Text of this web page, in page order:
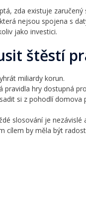
zda existuje
nejsou spojena s
jako investici.
štěstí
miliardy korun.
pravidla hry dostupná
si z pohodlí domova
slosování je
cílem by měla být